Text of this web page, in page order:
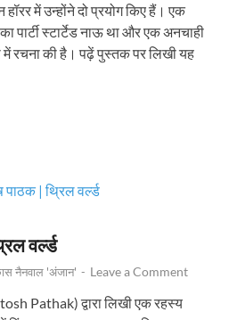
में उन्होंने दो प्रयोग किए हैं। एक
पार्टी स्टार्टेड नाऊ था और एक अनचाही
में रचना की है। पढ़ें पुस्तक पर लिखी यह
वर्ल्ड
नैनवाल 'अंजान' - Leave a Comment
Pathak) द्वारा लिखी एक रहस्य